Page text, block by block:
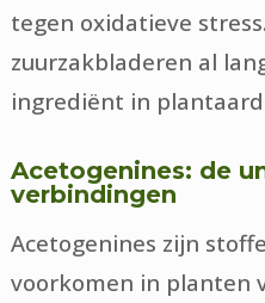
tegen oxidatieve
zuurzakbladeren al
ingrediënt in
Acetogenines: de
verbindingen
Acetogenines zijn
voorkomen in planten